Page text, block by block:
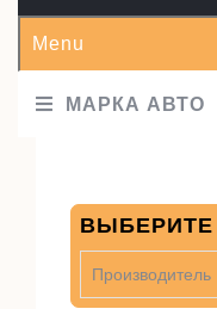
Menu
МАРКА АВТО